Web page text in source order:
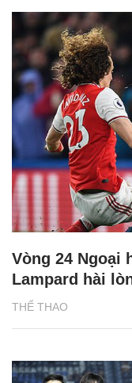
THỂ THAO
Vòng 24 Ngoại
Lampard hài